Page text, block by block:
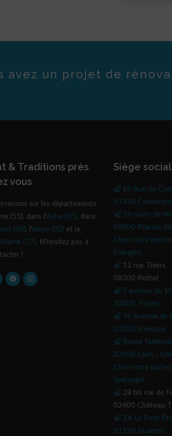
avez un projet de
& Traditions près
vous
sur les départements
(51), dans l'Aube (10), dans
(08), l'Aisne (02) et la
(77). N’hésitez pas à
!
Siège
60 Rue du
51350
26 route de
08000 Prix-lès-
Chez notre
Energies
12 rue Thiers
08300 Rethel
2 avenue du
10000 Troyes
59 Avenue de
02200 Soissons
Route
02000 Laon -
Chez notre
Sperzagni
28 bis rue de
02400 Château-
ZA Le Petit
51120 Sézanne